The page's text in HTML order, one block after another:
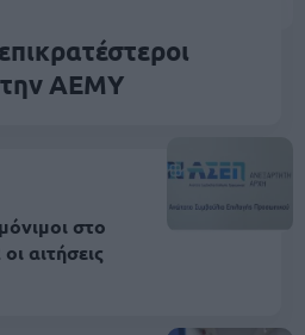
την ΑΕΜΥ
στο
αιτήσεις